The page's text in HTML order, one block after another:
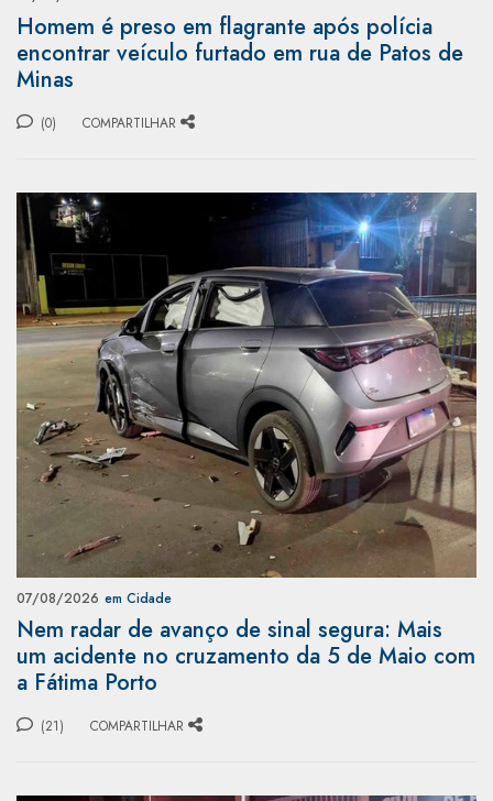
Homem é preso em flagrante após polícia
encontrar veículo furtado em rua de Patos de
Minas
(0) COMPARTILHAR
07/08/2026 em Cidade
Nem radar de avanço de sinal segura: Mais
um acidente no cruzamento da 5 de Maio com
a Fátima Porto
(21) COMPARTILHAR